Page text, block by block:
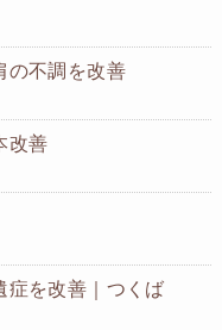
の不調を改善
改善
症を改善｜つくば